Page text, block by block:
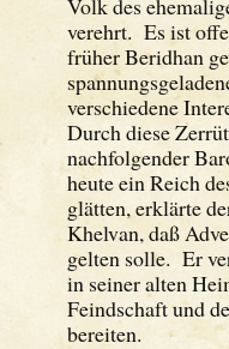
verehrt. Es ist
früher Beridhan
verschiedene
Durch diese
nachfolgender
heute ein Reich
glätten, erklärte
Khelvan, daß
gelten solle. Er
in seiner alten
Feindschaft und
bereiten.